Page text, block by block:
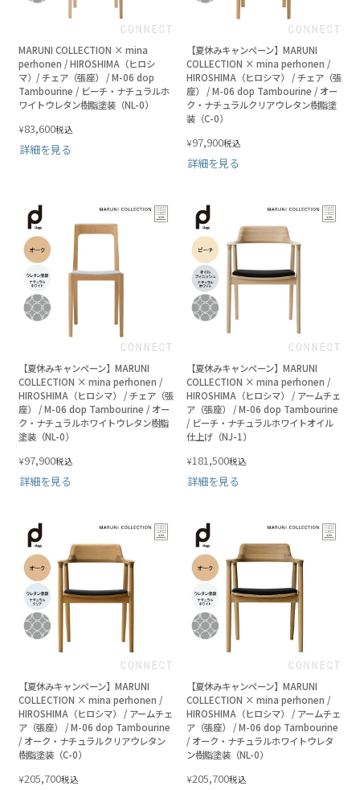
MARUNI COLLECTION × mina
perhonen / HIROSHIMA（ヒロシ
マ）/ チェア（張座） / M-06 dop
Tambourine / ビーチ・ナチュラルホ
ワイトウレタン樹脂塗装（NL-0）
¥83,600税込
詳細を見る
【夏休みキャンペーン】MARUNI
COLLECTION × mina perhonen /
HIROSHIMA（ヒロシマ） / チェア（張
座） / M-06 dop Tambourine / オー
ク・ナチュラルクリアウレタン樹脂塗
装（C-0）
¥97,900税込
詳細を見る
【夏休みキャンペーン】MARUNI
COLLECTION × mina perhonen /
HIROSHIMA（ヒロシマ） / チェア（張
座） / M-06 dop Tambourine / オー
ク・ナチュラルホワイトウレタン樹脂
塗装（NL-0）
¥97,900税込
詳細を見る
【夏休みキャンペーン】MARUNI
COLLECTION × mina perhonen /
HIROSHIMA（ヒロシマ） / アームチェ
ア（張座） / M-06 dop Tambourine
/ ビーチ・ナチュラルホワイトオイル
仕上げ（NJ-1）
¥181,500税込
詳細を見る
【夏休みキャンペーン】MARUNI
COLLECTION × mina perhonen /
HIROSHIMA（ヒロシマ） / アームチェ
ア（張座） / M-06 dop Tambourine
/ オーク・ナチュラルクリアウレタン
樹脂塗装（C-0）
¥205,700税込
【夏休みキャンペーン】MARUNI
COLLECTION × mina perhonen /
HIROSHIMA（ヒロシマ） / アームチェ
ア（張座） / M-06 dop Tambourine
/ オーク・ナチュラルホワイトウレタ
ン樹脂塗装（NL-0）
¥205,700税込